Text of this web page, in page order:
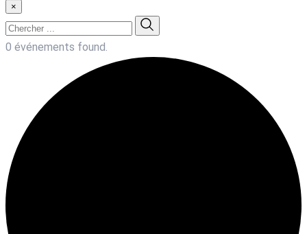
×
0 événements found.